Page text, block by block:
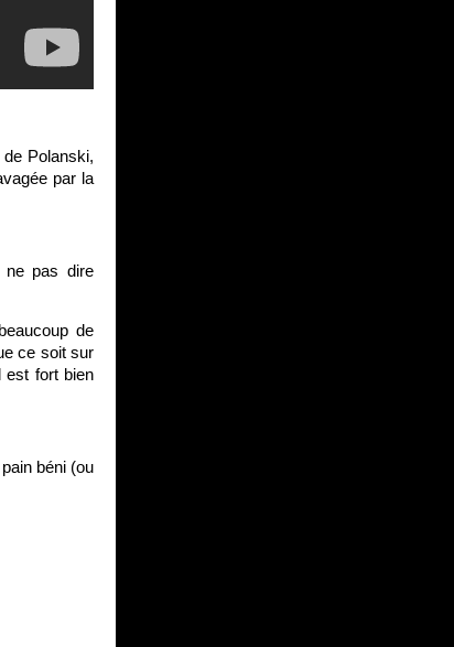
de Polanski,
par la
ne pas dire
de
ce soit sur
est fort bien
béni (ou